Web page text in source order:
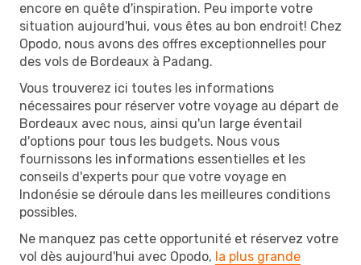
encore en quête d'inspiration. Peu importe votre
situation aujourd'hui, vous êtes au bon endroit! Chez
Opodo, nous avons des offres exceptionnelles pour
des vols de Bordeaux à Padang.
Vous trouverez ici toutes les informations
nécessaires pour réserver votre voyage au départ de
Bordeaux avec nous, ainsi qu'un large éventail
d'options pour tous les budgets. Nous vous
fournissons les informations essentielles et les
conseils d'experts pour que votre voyage en
Indonésie se déroule dans les meilleures conditions
possibles.
Ne manquez pas cette opportunité et réservez votre
vol dès aujourd'hui avec Opodo, la plus grande